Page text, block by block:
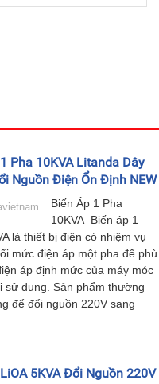
Pha 10KVA Litanda Dây
Nguồn Điện Ổn Định NEW
Biến Áp 1 Pha
10KVA Biến áp 1
là thiết bị điện có nhiệm vụ
mức điện áp một pha để phù
áp định mức của máy móc
sử dụng. Sản phẩm thường
để đổi nguồn 220V sang
5KVA Đổi Nguồn 220V